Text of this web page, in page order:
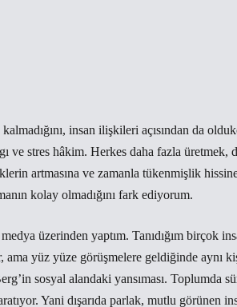
insan ilişkileri açısından da
ve stres hâkim. Herkes daha fazla
artmasına ve zamanla tükenmişlik
kolay olmadığını fark ediyorum.
üzerinden yaptım. Tanıdığım birçok
ama yüz yüze görüşmelere geldiğinde aynı
sosyal alandaki yansıması. Toplumda
Yani dışarıda parlak, mutlu görünen